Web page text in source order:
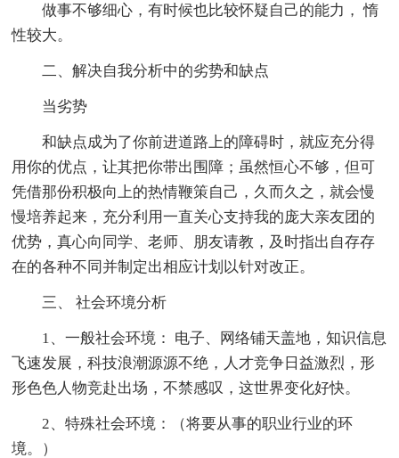
做事不够细心，有时候也比较怀疑自己的能力， 惰
性较大。
二、解决自我分析中的劣势和缺点
当劣势
和缺点成为了你前进道路上的障碍时，就应充分得
用你的优点，让其把你带出围障；虽然恒心不够，但可
凭借那份积极向上的热情鞭策自己，久而久之，就会慢
慢培养起来，充分利用一直关心支持我的庞大亲友团的
优势，真心向同学、老师、朋友请教，及时指出自存存
在的各种不同并制定出相应计划以针对改正。
三、 社会环境分析
1、一般社会环境： 电子、网络铺天盖地，知识信息
飞速发展，科技浪潮源源不绝，人才竞争日益激烈，形
形色色人物竞赴出场，不禁感叹，这世界变化好快。
2、特殊社会环境：（将要从事的职业行业的环
境。）